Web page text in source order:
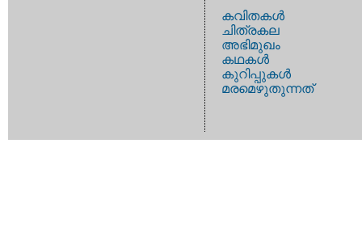
കവിതകള്‍
ചിത്രകല
അഭിമുഖം
കഥകള്‍
കുറിപ്പുകള്‍
മരമെഴുതുന്നത്